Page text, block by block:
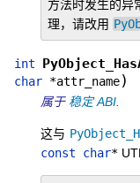
方法时发生的异
理，请改用
int
char *attr_name)
属于 稳定 ABI
这与
const
char*